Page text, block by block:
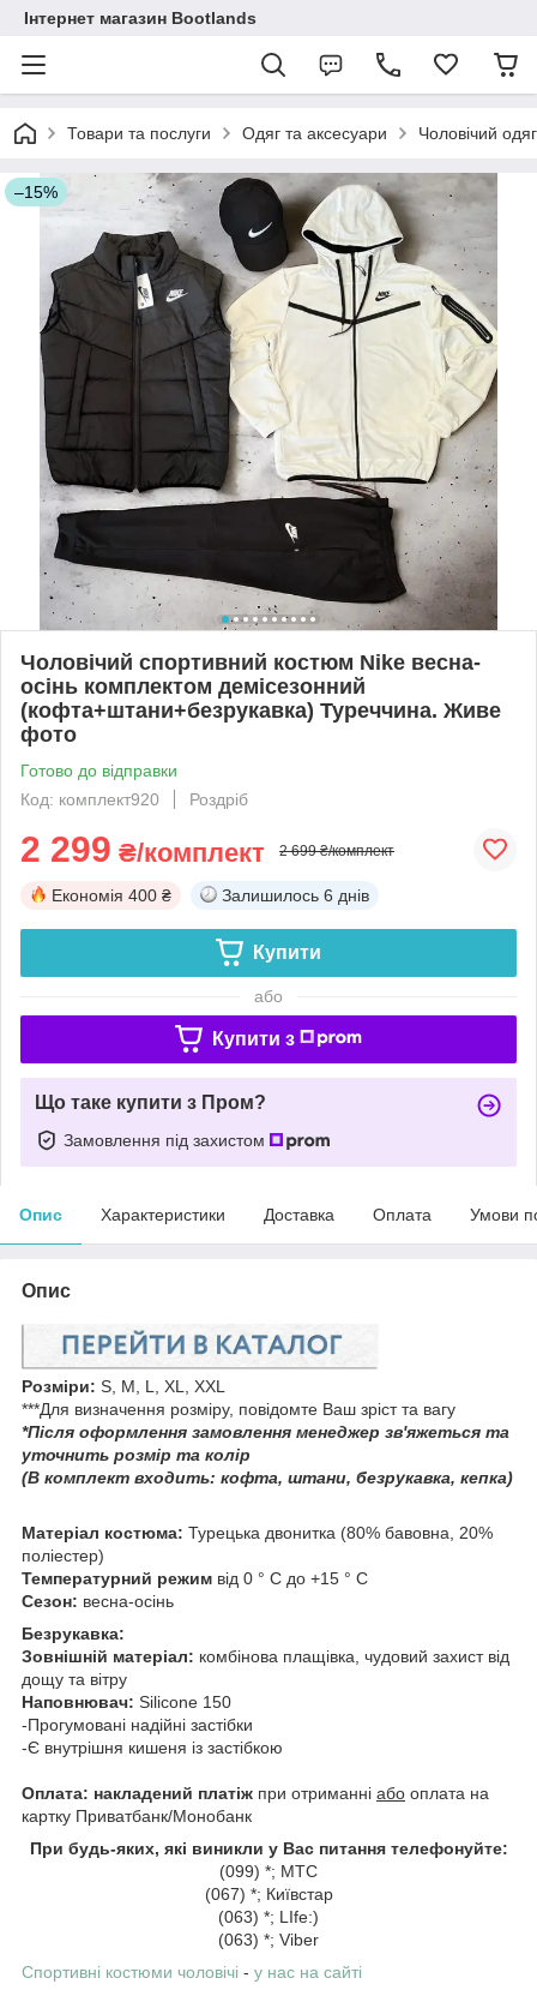
Інтернет магазин Bootlands
Товари та послуги Одяг та аксесуари Чоловічий одяг
–15%
Чоловічий спортивний костюм Nike весна-
осінь комплектом демісезонний
(кофта+штани+безрукавка) Туреччина. Живе
фото
Готово до відправки
Код: комплект920
Роздріб
2 299 ₴/комплект 2 699 ₴/комплект
Економія 400 ₴ Залишилось 6 днів
Купити
або
Купити з
Що таке купити з Пром?
Замовлення під захистом
Опис Характеристики Доставка Оплата Умови
Опис
Розміри: S, M, L, ХL, ХXL
***Для визначення розміру, повідомте Ваш зріст та вагу
*Після оформлення замовлення менеджер зв'яжеться та
уточнить розмір та колір
(В комплект входить: кофта, штани, безрукавка, кепка)
Матеріал костюма: Турецька двонитка (80% бавовна, 20%
поліестер)
Температурний режим від 0 ° С до +15 ° С
Сезон: весна-осінь
Безрукавка:
Зовнішній матеріал: комбінова плащівка, чудовий захист від
дощу та вітру
Наповнювач: Silicone 150
-Прогумовані надійні застібки
-Є внутрішня кишеня із застібкою
Оплата: накладений платіж при отриманні або оплата на
картку Приватбанк/Монобанк
При будь-яких, які виникли у Вас питання телефонуйте:
(099) *; МТС
(067) *; Київстар
(063) *; LIfe:)
(063) *; Viber
Спортивні костюми чоловічі - у нас на сайті